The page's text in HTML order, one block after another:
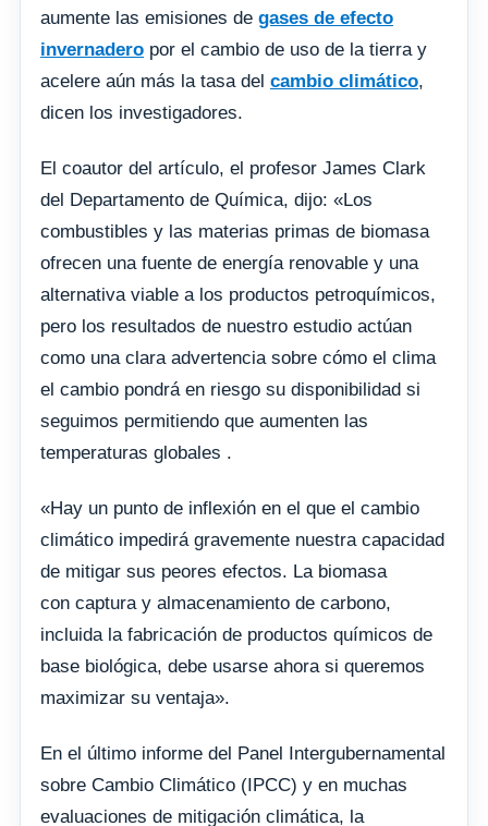
aumente las emisiones de gases de efecto
invernadero por el cambio de uso de la tierra y
acelere aún más la tasa del cambio climático,
dicen los investigadores.
El coautor del artículo, el profesor James Clark
del Departamento de Química, dijo: «Los
combustibles y las materias primas de biomasa
ofrecen una fuente de energía renovable y una
alternativa viable a los productos petroquímicos,
pero los resultados de nuestro estudio actúan
como una clara advertencia sobre cómo el clima
el cambio pondrá en riesgo su disponibilidad si
seguimos permitiendo que aumenten las
temperaturas globales .
«Hay un punto de inflexión en el que el cambio
climático impedirá gravemente nuestra capacidad
de mitigar sus peores efectos. La biomasa
con captura y almacenamiento de carbono,
incluida la fabricación de productos químicos de
base biológica, debe usarse ahora si queremos
maximizar su ventaja».
En el último informe del Panel Intergubernamental
sobre Cambio Climático (IPCC) y en muchas
evaluaciones de mitigación climática, la